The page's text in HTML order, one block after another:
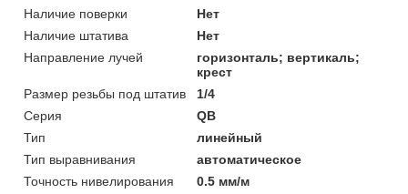
Наличие поверки
Нет
Наличие штатива
Нет
Направление лучей
горизонталь; вертикаль;
крест
Размер резьбы под штатив
1/4
Серия
QB
Тип
линейный
Тип выравнивания
автоматическое
Точность нивелирования
0.5 мм/м